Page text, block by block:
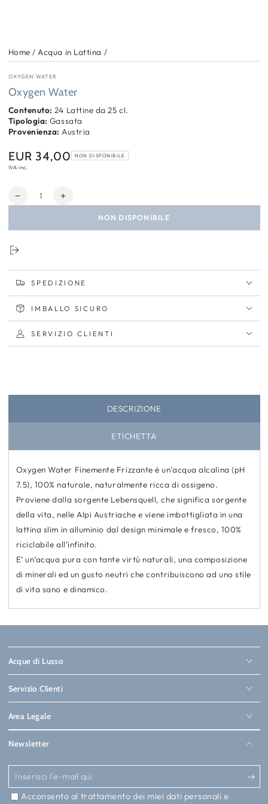
Home / Acqua in Lattina /
OXYGEN WATER
Oxygen Water
Contenuto: 24 Lattine da 25 cl.
Tipologia: Gassata
Provenienza: Austria
Prezzo
regolare
EUR 34,00 NON DISPONIBILE
IVA inc.
Quantità
Diminuisci
Water
Aumenta
NON DISPONIBILE
SPEDIZIONE
IMBALLO SICURO
SERVIZIO CLIENTI
DESCRIZIONE
ETICHETTA
Oxygen Water Finemente Frizzante è un’acqua alcalina (pH
7.5), 100% naturale, naturalmente ricca di ossigeno.
Proviene dalla sorgente Lebensquell, che significa sorgente
della vita, nelle Alpi Austriache e viene imbottigliata in una
lattina slim in alluminio dal design minimale e fresco, 100%
riciclabile all’infinito.
E’ un’acqua pura con tante virtù naturali, una composizione
di minerali ed un gusto neutri che contribuiscono ad uno stile
di vita sano e dinamico.
Acque di Lusso
Servizio Clienti
Area Legale
Newsletter
Inserisci
l'e-Acconsento al trattamento dei miei dati personali e